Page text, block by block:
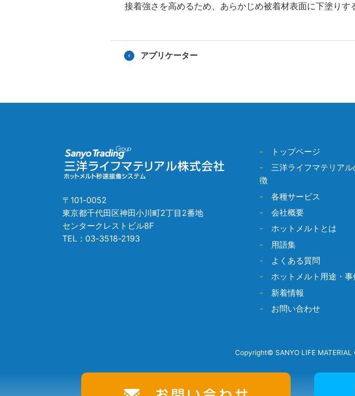
接着強さを高めるため、あらかじめ被着材表面に下塗りす
アプリケーター
〒101-0052
東京都千代田区神田小川町2丁目2番地
センタークレストビル8F
TEL： 03-3518-2193
-
トップページ
-
三洋ライフマテリアル
徴
-
各種サービス
-
会社概要
-
ホットメルトとは
-
用語集
-
よくある質問
-
ホットメルト用途・事
-
新着情報
-
お問い合わせ
Copyright© SANYO LIFE MATERIAL